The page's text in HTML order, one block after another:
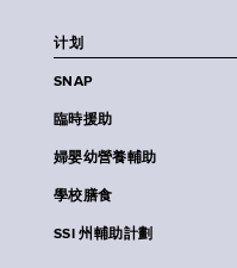
计划
SNAP
臨時援助
婦嬰幼營養輔助
學校膳食
SSI 州輔助計劃